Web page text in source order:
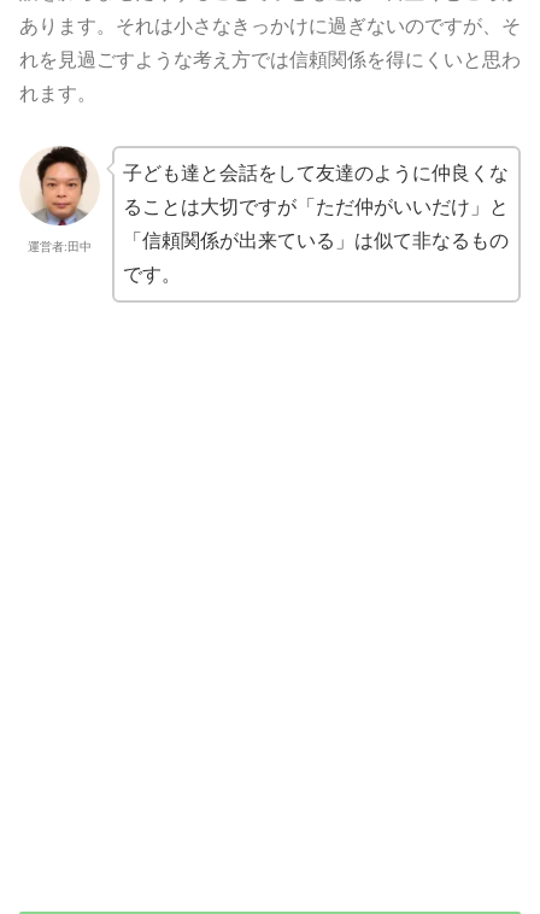
あります。それは小さなきっかけに過ぎないのですが、そ
れを見過ごすような考え方では信頼関係を得にくいと思わ
れます。
運営者:田中
子ども達と会話をして友達のように仲良くな
ることは大切ですが「ただ仲がいいだけ」と
「信頼関係が出来ている」は似て非なるもの
です。